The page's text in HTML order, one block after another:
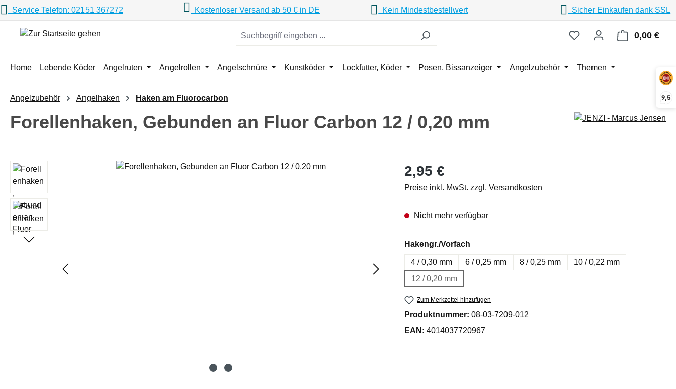
9,5
Hauptinhalt springen
Zur Suche springen
Zur Hauptnavigation springen
Service Telefon: 02151 367272 Kostenloser Versand ab 50 € in DE Kein Mindestbestellwert Sicher Einkaufen dank SSL
0,00 €
Home Lebende Köder Angelruten Angelrollen Angelschnüre Kunstköder Lockfutter, Köder Posen, Bissanzeiger Angelzubehör Themen
Angelzubehör Angelhaken Haken am Fluorocarbon
Forellenhaken, Gebunden an Fluor Carbon 12 / 0,20 mm
Bildergalerie überspringen Regulärer Preis:
2,95 €
Preise inkl. MwSt. zzgl. Versandkosten
Nicht mehr verfügbar
Hakengr./Vorfach
4 / 0,30 mm 6 / 0,25 mm 8 / 0,25 mm
10 / 0,22 mm
12 / 0,20 mm
(Diese Option ist zurzeit nicht verfügbar.)
Zum Merkzettel hinzufügen
Produktnummer: 08-03-7209-012
EAN: 4014037720967